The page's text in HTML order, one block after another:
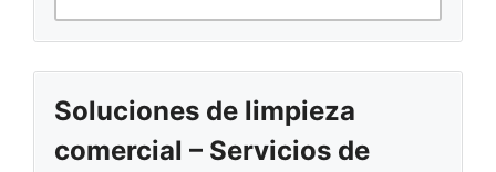
Soluciones de limpieza
comercial – Servicios de